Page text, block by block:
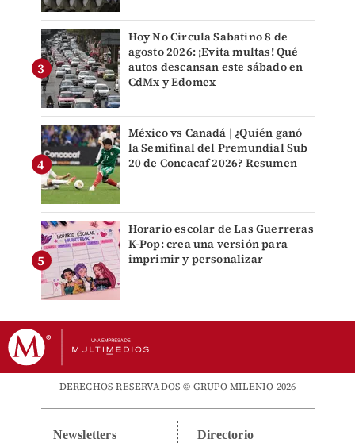
Hoy No Circula Sabatino 8 de
agosto 2026: ¡Evita multas! Qué
autos descansan este sábado en
CdMx y Edomex
México vs Canadá | ¿Quién ganó
la Semifinal del Premundial Sub
20 de Concacaf 2026? Resumen
Horario escolar de Las Guerreras
K-Pop: crea una versión para
imprimir y personalizar
DERECHOS RESERVADOS © GRUPO MILENIO 2026
Newsletters Directorio